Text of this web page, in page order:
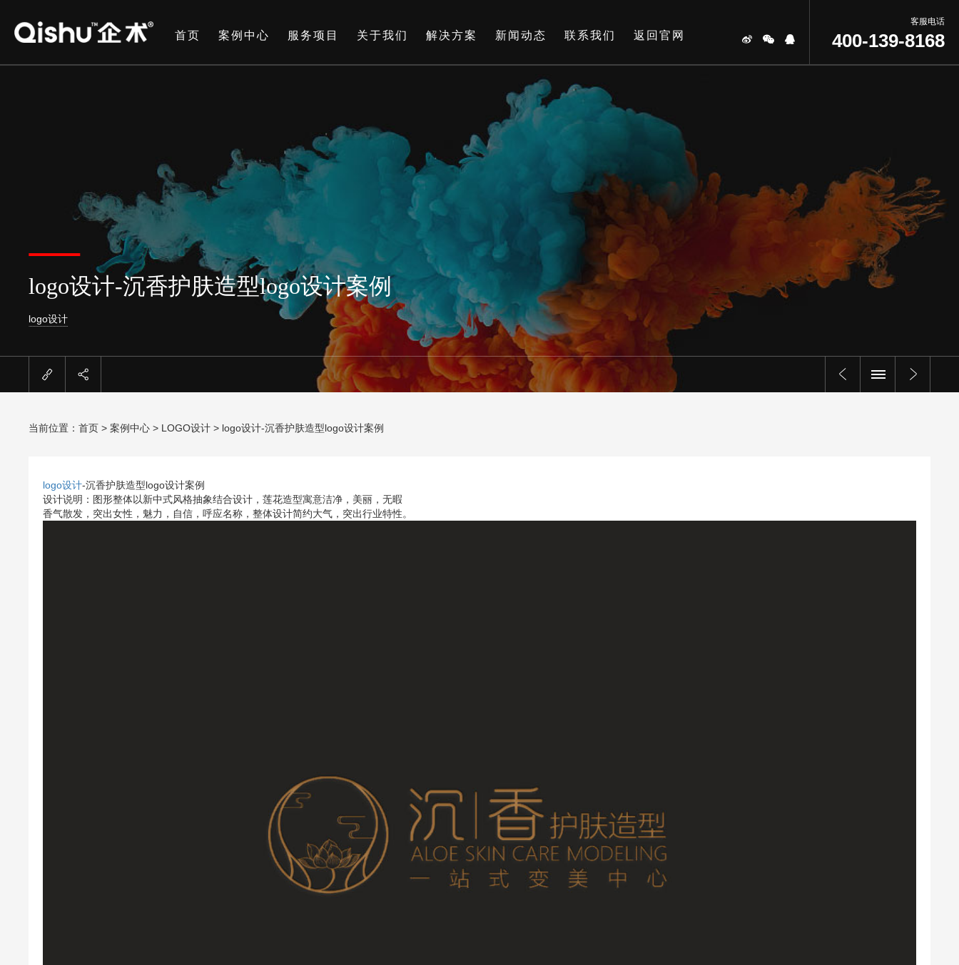
客服电话
400-139-8168
首页 案例中心 服务项目 关于我们 解决方案 新闻动态 联系我们 返回官网
logo设计-沉香护肤造型logo设计案例
logo设计
当前位置：首页 >案例中心 > LOGO设计 > logo设计-沉香护肤造型logo设计案例
logo设计-沉香护肤造型logo设计案例
设计说明：图形整体以新中式风格抽象结合设计，莲花造型寓意洁净，美丽，无暇
香气散发，突出女性，魅力，自信，呼应名称，整体设计简约大气，突出行业特性。